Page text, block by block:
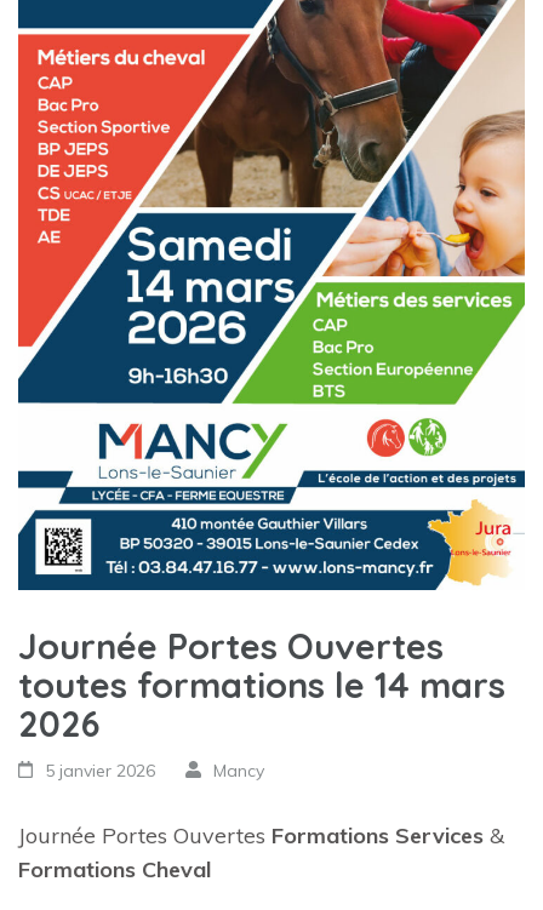
Journée Portes Ouvertes
toutes formations le 14 mars
2026
5 janvier 2026 Mancy
Journée Portes Ouvertes Formations Services &
Formations Cheval